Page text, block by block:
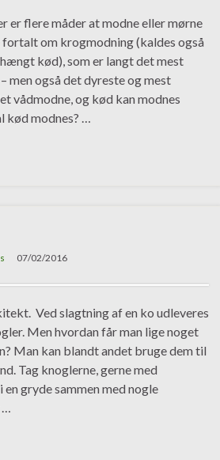
er flere måder at modne eller mørne
om krogmodning (kaldes også
kød), som er langt det mest
men også det dyreste og mest
vådmodne, og kød kan modnes
modnes? …
07/02/2016
Ved slagtning af en ko udleveres
Men hvordan får man lige noget
Man kan blandt andet bruge dem til
Tag knoglerne, gerne med
gryde sammen med nogle